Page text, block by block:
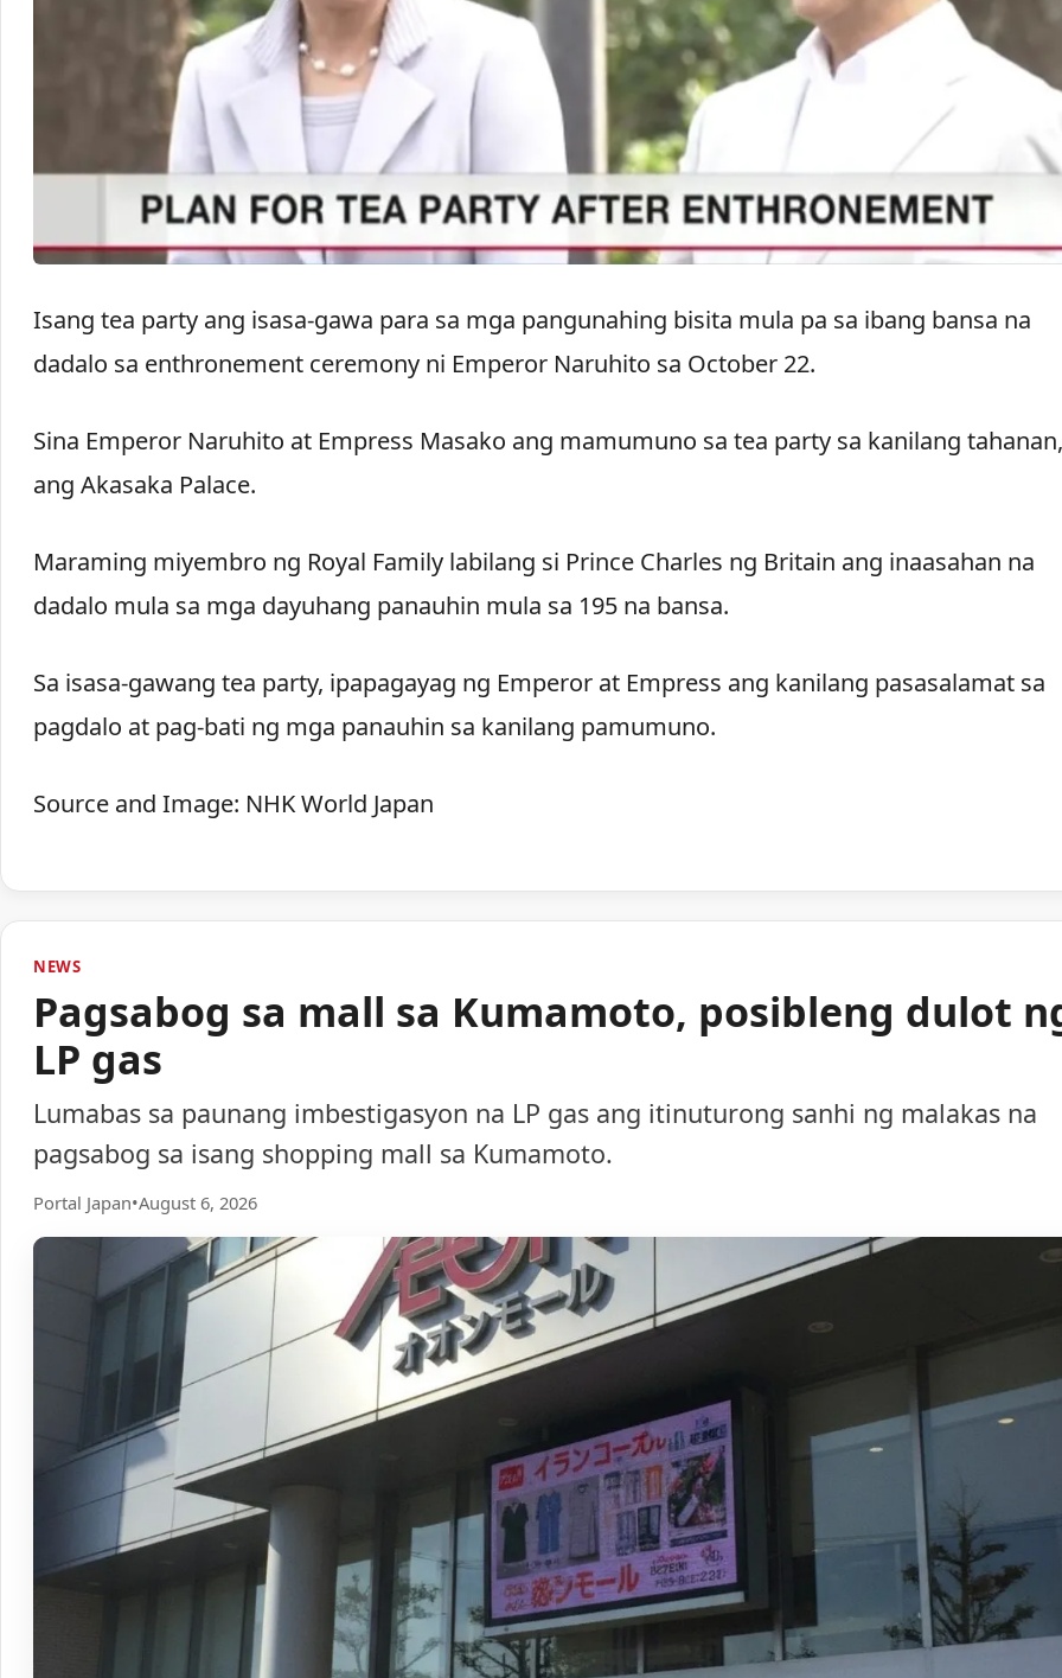
Isang tea party ang isasa-gawa para sa mga pangunahing bisita mula pa sa ibang bansa na
dadalo sa enthronement ceremony ni Emperor Naruhito sa October 22.
Sina Emperor Naruhito at Empress Masako ang mamumuno sa tea party sa kanilang tahanan,
ang Akasaka Palace.
Maraming miyembro ng Royal Family labilang si Prince Charles ng Britain ang inaasahan na
dadalo mula sa mga dayuhang panauhin mula sa 195 na bansa.
Sa isasa-gawang tea party, ipapagayag ng Emperor at Empress ang kanilang pasasalamat sa
pagdalo at pag-bati ng mga panauhin sa kanilang pamumuno.
Source and Image: NHK World Japan
NEWS
Pagsabog sa mall sa Kumamoto, posibleng dulot
LP gas
Lumabas sa paunang imbestigasyon na LP gas ang itinuturong sanhi ng malakas na
pagsabog sa isang shopping mall sa Kumamoto.
Portal Japan•August 6, 2026